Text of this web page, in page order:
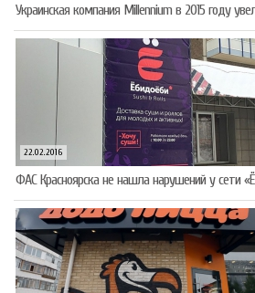
Украинская компания Millennium в 2015 году
22.02.2016
ФАС Красноярска не нашла нарушений у сети